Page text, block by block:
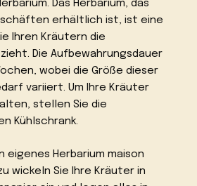
Das Herbarium, das
erhältlich ist, ist eine
Ihren Kräutern die
Die Aufbewahrungsdauer
wobei die Größe dieser
variiert. Um Ihre Kräuter
stellen Sie die
Kühlschrank.
eigenes Herbarium maison
wickeln Sie Ihre Kräuter in